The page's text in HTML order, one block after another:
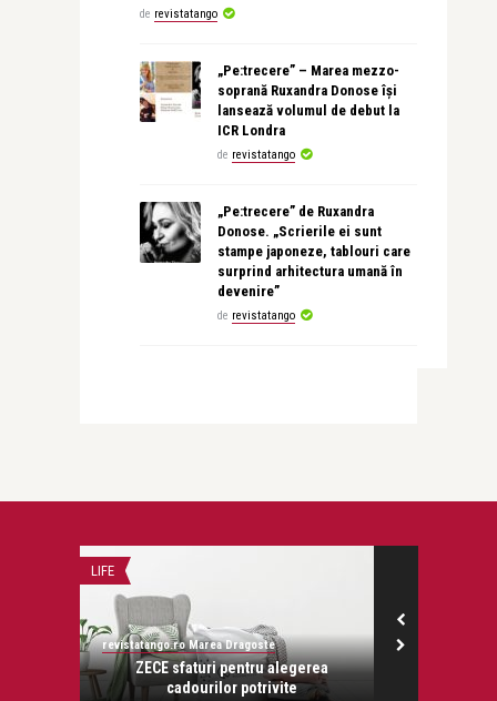
de revistatango
„Pe:trecere” – Marea mezzo-
soprană Ruxandra Donose își
lansează volumul de debut la
ICR Londra
de revistatango
„Pe:trecere” de Ruxandra
Donose. „Scrierile ei sunt
stampe japoneze, tablouri care
surprind arhitectura umană în
devenire”
de revistatango
DOSAR
Nouria Nouri
Fiice triste, tati pierduti